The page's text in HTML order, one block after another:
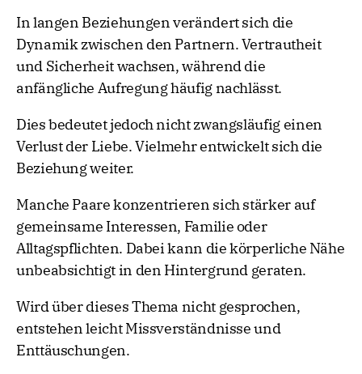
In langen Beziehungen verändert sich die
Dynamik zwischen den Partnern. Vertrautheit
und Sicherheit wachsen, während die
anfängliche Aufregung häufig nachlässt.
Dies bedeutet jedoch nicht zwangsläufig einen
Verlust der Liebe. Vielmehr entwickelt sich die
Beziehung weiter.
Manche Paare konzentrieren sich stärker auf
gemeinsame Interessen, Familie oder
Alltagspflichten. Dabei kann die körperliche Nähe
unbeabsichtigt in den Hintergrund geraten.
Wird über dieses Thema nicht gesprochen,
entstehen leicht Missverständnisse und
Enttäuschungen.